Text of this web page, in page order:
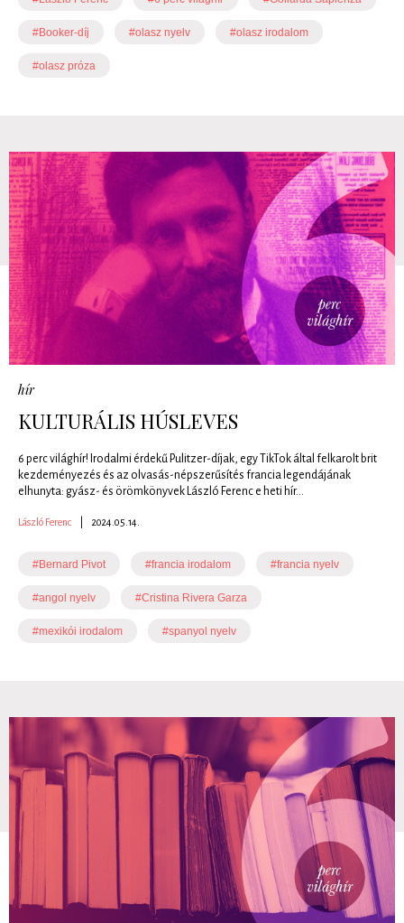
#Booker-díj #olasz nyelv #olasz irodalom
#olasz próza
hír
KULTURÁLIS HÚSLEVES
6 perc világhír! Irodalmi érdekű Pulitzer-díjak, egy TikTok által felkarolt brit
kezdeményezés és az olvasás-népszerűsítés francia legendájának
elhunyta: gyász- és örömkönyvek László Ferenc e heti hír...
László Ferenc 2024.05.14.
#Bernard Pivot #francia irodalom #francia nyelv
#angol nyelv #Cristina Rivera Garza
#mexikói irodalom #spanyol nyelv